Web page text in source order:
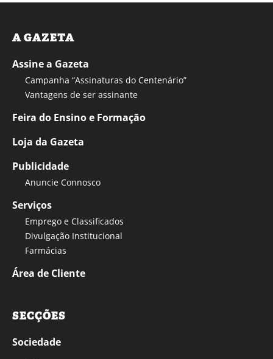
A GAZETA
Assine a Gazeta
Campanha “Assinaturas do Centenário”
Vantagens de ser assinante
Feira do Ensino e Formação
Loja da Gazeta
Publicidade
Anuncie Connosco
Serviços
Emprego e Classificados
Divulgação Institucional
Farmácias
Área de Cliente
SECÇÕES
Sociedade